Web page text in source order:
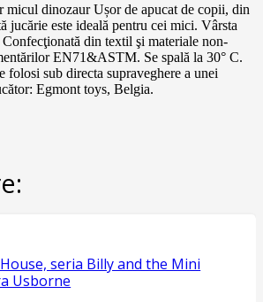
micul dinozaur Ușor de apucat de copii, din
jucărie este ideală pentru cei mici. Vârsta
din textil şi materiale non-
EN71&ASTM. Se spală la 30° C.
sub directa supraveghere a unei
Egmont toys, Belgia.
seria Billy and the Mini
Usborne